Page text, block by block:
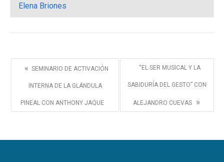
Elena Briones
« SEMINARIO DE ACTIVACIÓN
INTERNA DE LA GLÁNDULA
PINEAL CON ANTHONY JAQUE
“EL SER MUSICAL Y LA
SABIDURÍA DEL GESTO” CON
ALEJANDRO CUEVAS »